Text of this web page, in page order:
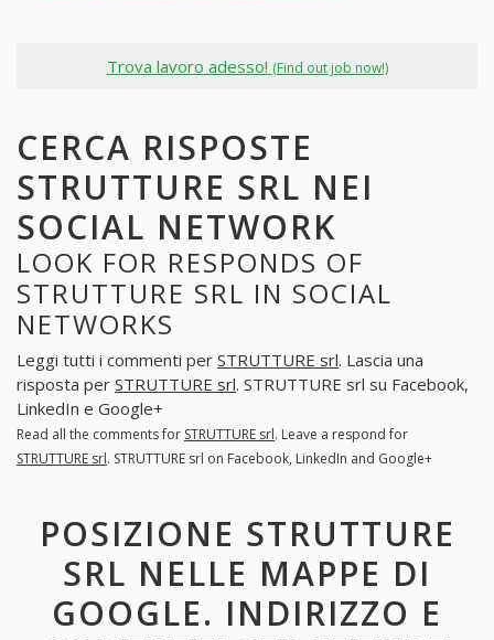
Trova lavoro adesso! (Find out job now!)
CERCA RISPOSTE
STRUTTURE SRL NEI
SOCIAL NETWORK
LOOK FOR RESPONDS OF
STRUTTURE SRL IN SOCIAL
NETWORKS
Leggi tutti i commenti per STRUTTURE srl. Lascia una
risposta per STRUTTURE srl. STRUTTURE srl su Facebook,
LinkedIn e Google+
Read all the comments for STRUTTURE srl. Leave a respond for
STRUTTURE srl. STRUTTURE srl on Facebook, LinkedIn and Google+
POSIZIONE STRUTTURE
SRL NELLE MAPPE DI
GOOGLE. INDIRIZZO E